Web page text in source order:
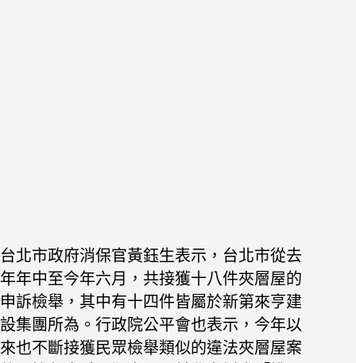
台北市政府消保官黃鈺生表示，台北市從去
年年中至今年六月，共接獲十八件夾層屋的
申訴檢舉，其中有十四件皆屬於新第來亨建
設集團所為。行政院公平會也表示，今年以
來也不斷接獲民眾檢舉類似的違法夾層屋案